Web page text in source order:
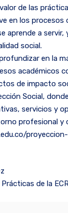
de las
en los procesos
aprende a
social.
en la
académicos
de impacto
Social,
servicios y
profesional y
de la